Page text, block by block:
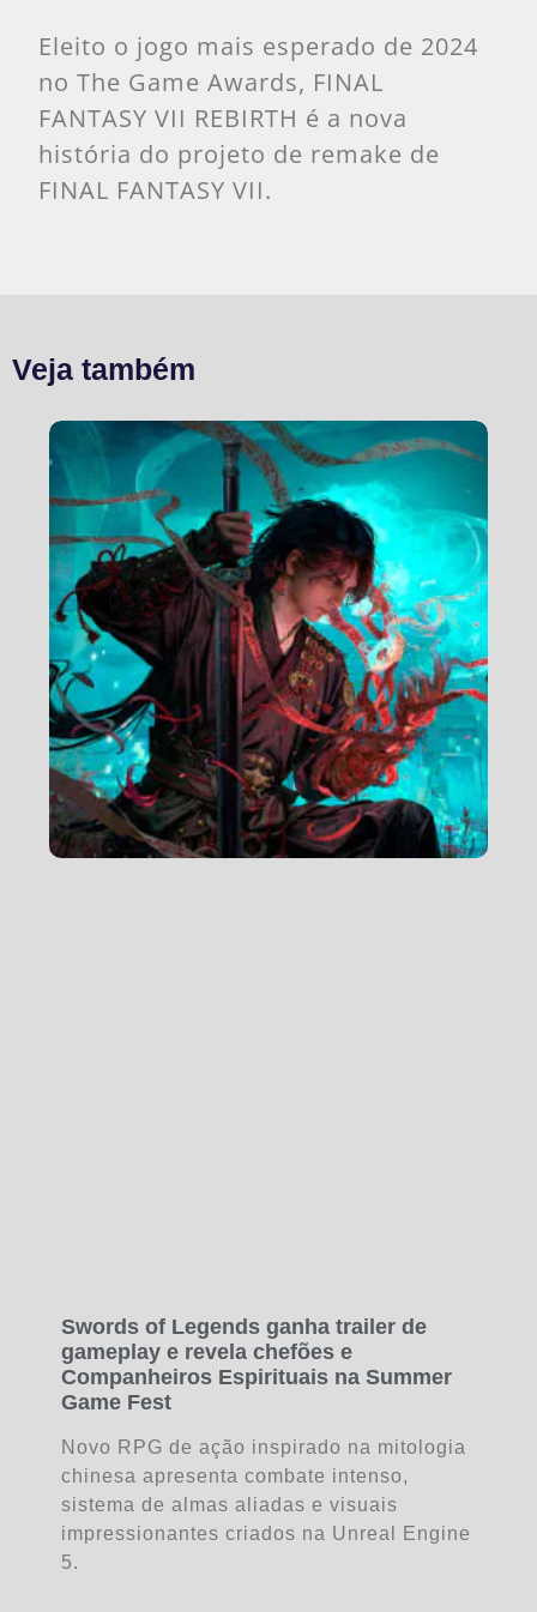
Eleito o jogo mais esperado de 2024
no The Game Awards, FINAL
FANTASY VII REBIRTH é a nova
história do projeto de remake de
FINAL FANTASY VII.
Veja também
Swords of Legends ganha trailer de
gameplay e revela chefões e
Companheiros Espirituais na Summer
Game Fest
Novo RPG de ação inspirado na mitologia
chinesa apresenta combate intenso,
sistema de almas aliadas e visuais
impressionantes criados na Unreal Engine
5.